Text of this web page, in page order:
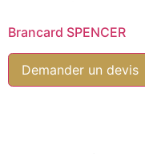
Brancard SPENCER
Demander un devis